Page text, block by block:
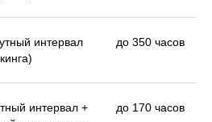
интервал
до 350 часов
интервал +
до 170 часов